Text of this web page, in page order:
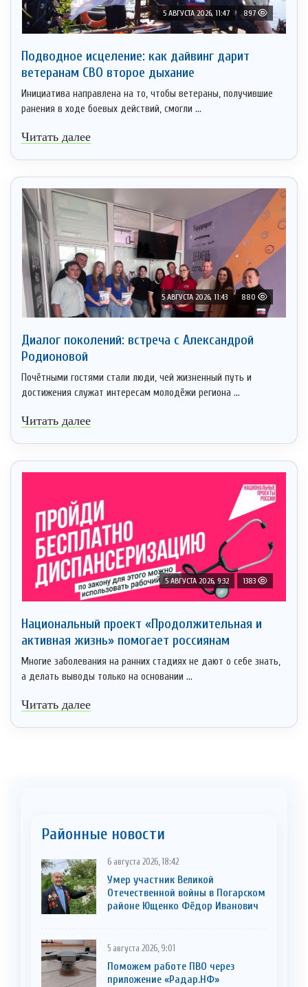
5 АВГУСТА 2026, 11:47 897
Подводное исцеление: как дайвинг дарит
ветеранам СВО второе дыхание
Инициатива направлена на то, чтобы ветераны, получившие
ранения в ходе боевых действий, смогли ...
Читать далее
5 АВГУСТА 2026, 11:43 880
Диалог поколений: встреча с Александрой
Родионовой
Почётными гостями стали люди, чей жизненный путь и
достижения служат интересам молодёжи региона ...
Читать далее
5 АВГУСТА 2026, 9:32 1383
Национальный проект «Продолжительная и
активная жизнь» помогает россиянам
Многие заболевания на ранних стадиях не дают о себе знать,
а делать выводы только на основании ...
Читать далее
Районные новости
6 августа 2026, 18:42
Умер участник Великой
Отечественной войны в Погарском
районе Ющенко Фёдор Иванович
5 августа 2026, 9:01
Поможем работе ПВО через
приложение «Радар.НФ»